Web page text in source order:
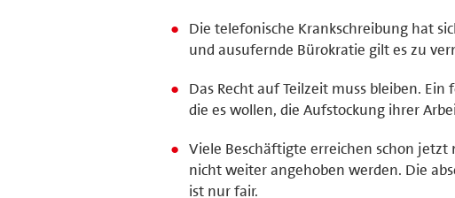
Die telefonische Krankschreibung hat
und ausufernde Bürokratie gilt es zu
Das Recht auf Teilzeit muss bleiben.
die es wollen, die Aufstockung ihrer
Viele Beschäftigte erreichen schon
nicht weiter angehoben werden. Die
ist nur fair.